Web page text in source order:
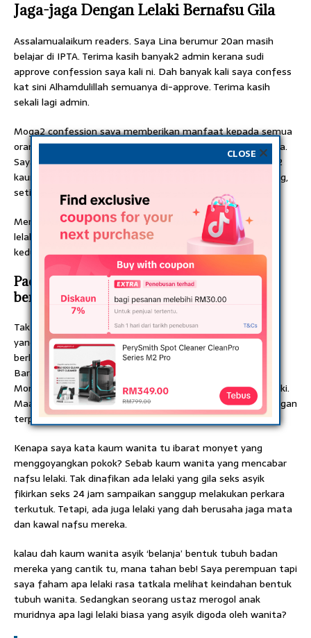
Jaga-jaga Dengan Lelaki Bernafsu Gila
Assalamualaikum readers. Saya Lina berumur 20an masih
belajar di IPTA. Terima kasih banyak2 admin kerana sudi
approve confession saya kali ni. Dah banyak kali saya confess
kat sini Alhamdulillah semuanya di-approve. Terima kasih
sekali lagi admin.
Moga2 confession saya memberikan manfaat kepada semua
orang tidak mengira umur, bangsa, agama, mahupun jantina.
Saya tidak berniat sama sekali untuk memburukkan mana2
kaum atau jantina. Semua orang sama sahaja. Yang penting,
setiap orang perlu berwaspada.
Merujuk kepada tajuk, saya akan mengupas isu mengenai
lelaki gila seks. Adakah salah lelaki sahaja? Ataupun salah
kedua2 pihak tidak mengira lelaki mahupun perempuan?
Pada pendapat saya, kedua-dua pihak
bersalah.
Tak boleh nak salahkan satu pihak sahaja sedangkan pihak
yang satu lagi tu yang mengundang perkara tidak diingini
berlaku. Kalau tiada angin, masakan pokok bergoyang?
Barangkali ada monyet yang goyangkan pokok tersebut.
Monyet tu siapa? Kaum wanita. Pokok tu siapa? Kaum lelaki.
Maaf kalau kasar. Teruskan baca. Saya akan terangkan dengan
terperinci.
Kenapa saya kata kaum wanita tu ibarat monyet yang
menggoyangkan pokok? Sebab kaum wanita yang mencabar
nafsu lelaki. Tak dinafikan ada lelaki yang gila seks asyik
fikirkan seks 24 jam sampaikan sanggup melakukan perkara
terkutuk. Tetapi, ada juga lelaki yang dah berusaha jaga mata
dan kawal nafsu mereka.
kalau dah kaum wanita asyik ‘belanja’ bentuk tubuh badan
mereka yang cantik tu, mana tahan beb! Saya perempuan tapi
saya faham apa lelaki rasa tatkala melihat keindahan bentuk
tubuh wanita. Sedangkan seorang ustaz merogol anak
muridnya apa lagi lelaki biasa yang asyik digoda oleh wanita?
CLOSE